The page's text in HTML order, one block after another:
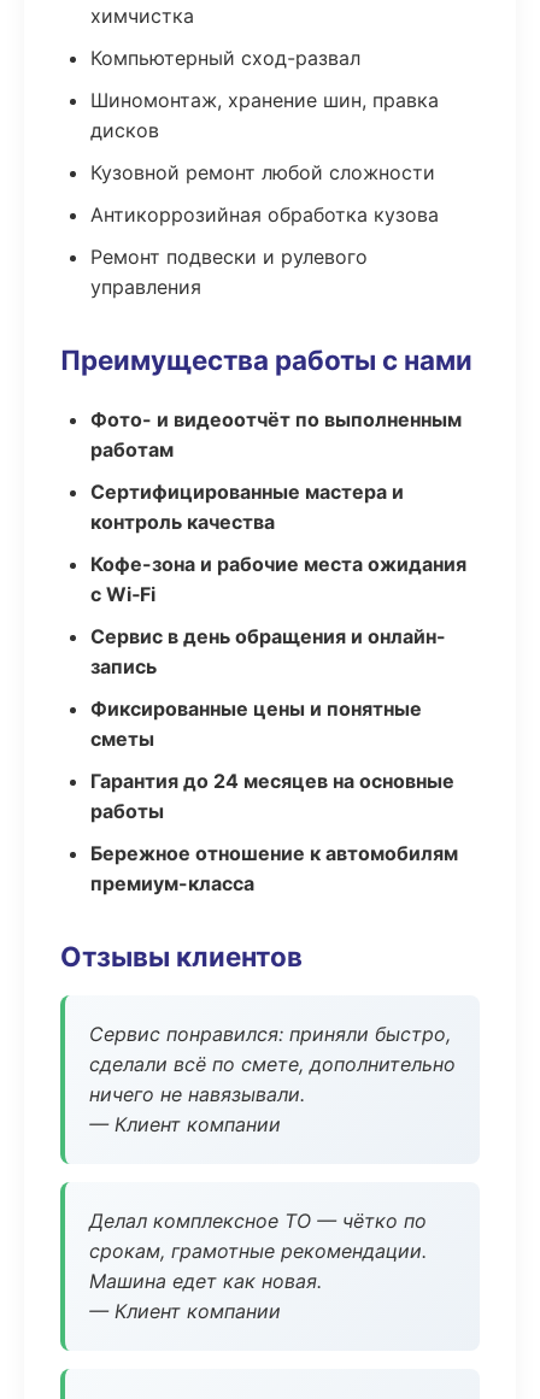
химчистка
Компьютерный сход-развал
Шиномонтаж, хранение шин, правка
дисков
Кузовной ремонт любой сложности
Антикоррозийная обработка кузова
Ремонт подвески и рулевого
управления
Преимущества работы с нами
Фото- и видеоотчёт по выполненным
работам
Сертифицированные мастера и
контроль качества
Кофе-зона и рабочие места ожидания
с Wi‑Fi
Сервис в день обращения и онлайн-
запись
Фиксированные цены и понятные
сметы
Гарантия до 24 месяцев на основные
работы
Бережное отношение к автомобилям
премиум-класса
Отзывы клиентов
Сервис понравился: приняли быстро,
сделали всё по смете, дополнительно
ничего не навязывали.
— Клиент компании
Делал комплексное ТО — чётко по
срокам, грамотные рекомендации.
Машина едет как новая.
— Клиент компании